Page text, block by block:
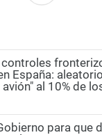
España:
al 10% de
para que